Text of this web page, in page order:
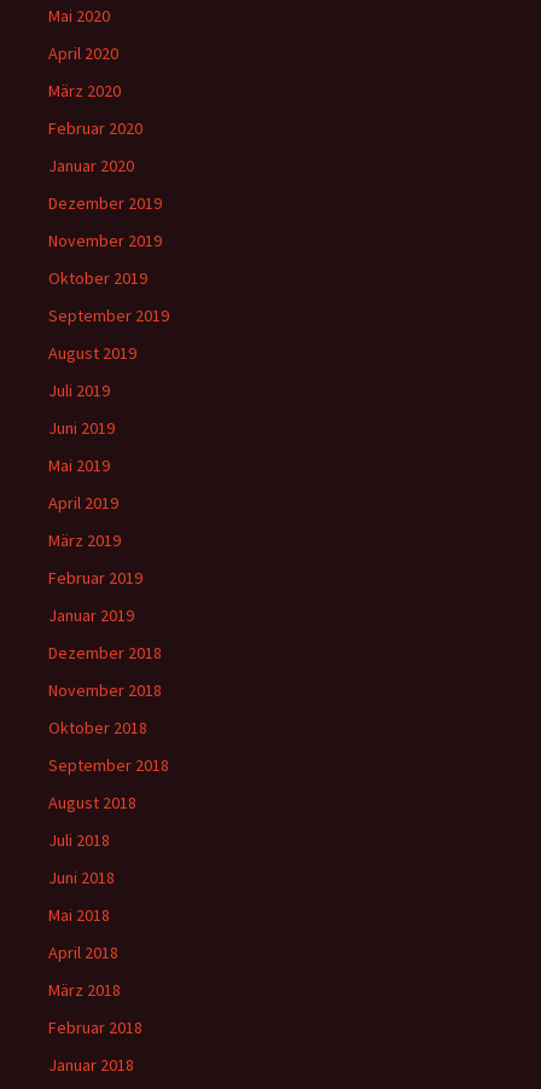
Mai 2020
April 2020
März 2020
Februar 2020
Januar 2020
Dezember 2019
November 2019
Oktober 2019
September 2019
August 2019
Juli 2019
Juni 2019
Mai 2019
April 2019
März 2019
Februar 2019
Januar 2019
Dezember 2018
November 2018
Oktober 2018
September 2018
August 2018
Juli 2018
Juni 2018
Mai 2018
April 2018
März 2018
Februar 2018
Januar 2018